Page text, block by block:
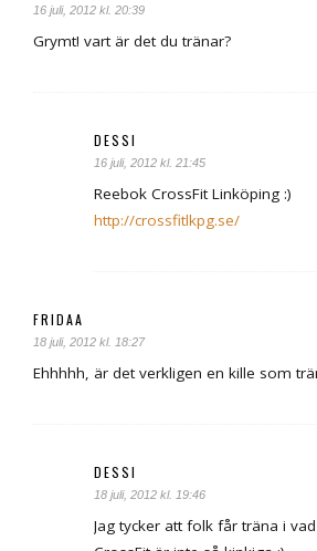
16 juli, 2012 kl. 20:39
Grymt! vart är det du tränar?
DESSI
16 juli, 2012 kl. 21:45
Reebok CrossFit Linköping :)
http://crossfitlkpg.se/
FRIDAA
18 juli, 2012 kl. 18:27
Ehhhhh, är det verkligen en kille som
DESSI
18 juli, 2012 kl. 19:46
Jag tycker att folk får träna i